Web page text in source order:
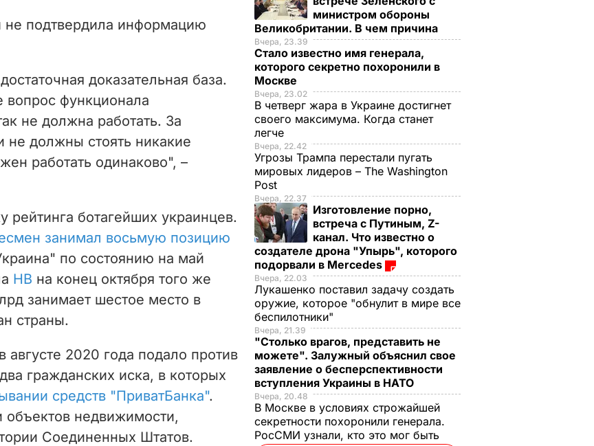
не подтвердила информацию
доказательная база.
функционала
не должна работать. За
должны стоять никакие
работать одинаково", –
рейтинга ботагейших украинцев.
занимал восьмую позицию
по состоянию на май
НВ на конец октября того же
занимает шестое место в
страны.
2020 года подало против
гражданских иска, в которых
средств "ПриватБанка".
объектов недвижимости,
Соединенных Штатов.
министром обороны
Великобритании. В чем причина
Вчера, 23.39
Стало известно имя генерала,
которого секретно похоронили в
Москве
Вчера, 23.02
В четверг жара в Украине достигнет
своего максимума. Когда станет
легче
Вчера, 22.42
Угрозы Трампа перестали пугать
мировых лидеров – The Washington
Post
Вчера, 22.37
Изготовление порно,
встреча с Путиным, Z-
канал. Что известно о
создателе дрона "Упырь", которого
подорвали в Mercedes
Вчера, 22.03
Лукашенко поставил задачу создать
оружие, которое "обнулит в мире все
беспилотники"
Вчера, 21.39
"Столько врагов, представить не
можете". Залужный объяснил свое
заявление о бесперспективности
вступления Украины в НАТО
Вчера, 20.48
В Москве в условиях строжайшей
секретности похоронили генерала.
РосСМИ узнали, кто это мог быть